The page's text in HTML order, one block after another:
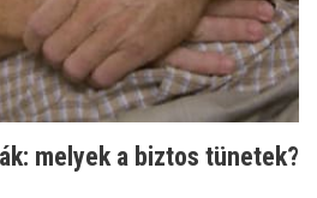
melyek a biztos tünetek?